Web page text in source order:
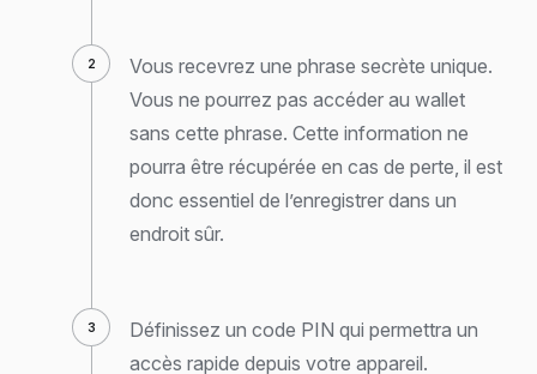
Vous recevrez une phrase secrète unique.
Vous ne pourrez pas accéder au wallet
sans cette phrase. Cette information ne
pourra être récupérée en cas de perte, il est
donc essentiel de l’enregistrer dans un
endroit sûr.
Définissez un code PIN qui permettra un
accès rapide depuis votre appareil.